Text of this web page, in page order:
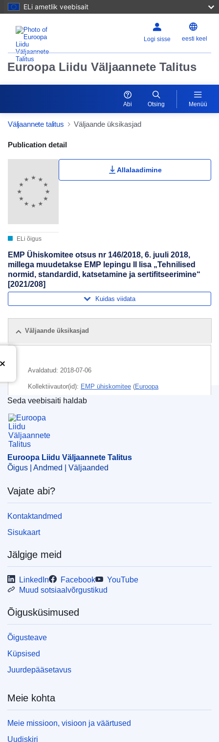
ELi ametlik veebisait
Logi sisse eesti keel
Euroopa Liidu Väljaannete Talitus
Abi Otsing Menüü
Väljaannete talitus Väljaande üksikasjad
Publication Detail Actions Portlet
Publication detail
ELi õigus
Allalaadimine
EMP Ühiskomitee otsus nr 146/2018, 6. juuli 2018,
millega muudetakse EMP lepingu II lisa „Tehnilised
normid, standardid, katsetamine ja sertifitseerimine“
[2021/208]
Kuidas viidata
Väljaande üksikasjad
Avaldatud: 2018-07-06
Kollektiivautor(id): EMP ühiskomitee (Euroopa
Majanduspiirkond)
Teema:
kaitsepoliitika
läbivaatamine
CELEX : 22021D0208
OJ : JOL_2021_067_R_0024
Euroopa Liidu Väljaannete Talitus
Seda veebisaiti haldab
Euroopa Liidu Väljaannete Talitus
Õigus | Andmed | Väljaanded
Vajate abi?
Kontaktandmed
Sisukaart
Jälgige meid
LinkedIn Facebook
YouTube
Muud sotsiaalvõrgustikud
Õigusküsimused
Õigusteave
Küpsised
Juurdepääsetavus
Meie kohta
Meie missioon, visioon ja väärtused
Uudiskiri